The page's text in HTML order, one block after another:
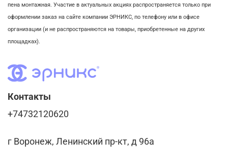
пена монтажная. Участие в актуальных акциях распространяется только при
оформлении заказ на сайте компании ЭРНИКС, по телефону или в офисе
организации (и не распространяются на товары, приобретенные на других
площадках).
Контакты
+74732120620
г Воронеж, Ленинский пр-кт, д 96а